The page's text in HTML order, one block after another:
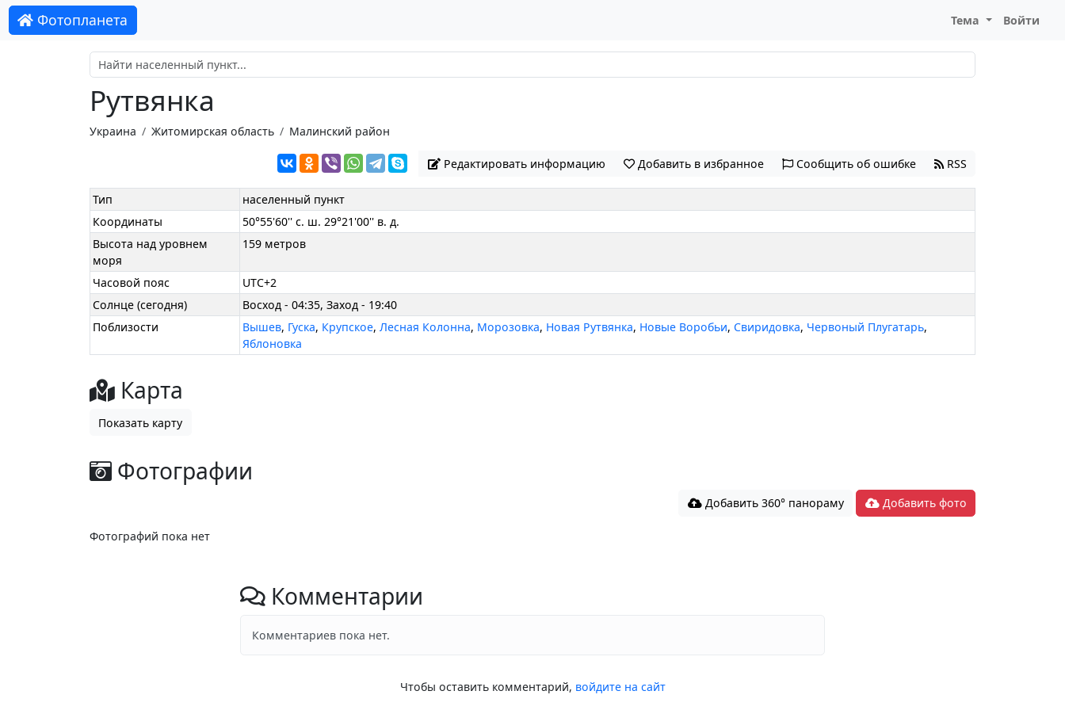
Фотопланета Тема Войти
Рутвянка
Украина Житомирская область Малинский район
Редактировать информацию Добавить в избранное Сообщить об ошибке RSS
Тип
населенный пункт
Координаты
50°55'60'' с. ш. 29°21'00'' в. д.
Высота над уровнем
моря
159 метров
Часовой пояс
UTC+2
Солнце (сегодня)
Восход - 04:35, Заход - 19:40
Поблизости
Вышев, Гуска, Крупское,Лесная Колонна, Морозовка, Новая Рутвянка, Новые Воробьи, Свиридовка, Червоный Плугатарь,
Яблоновка
Карта
Показать карту
Фотографии
Добавить 360° панораму Добавить фото
Фотографий пока нет
Комментарии
Комментариев пока нет.
Чтобы оставить комментарий, войдите на сайт